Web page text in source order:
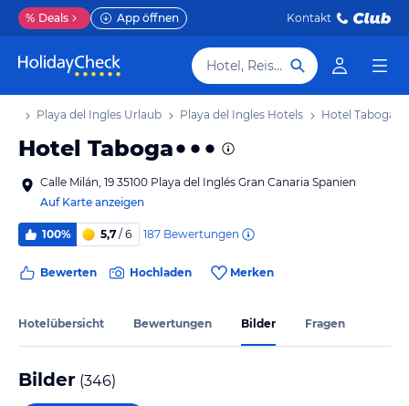
% Deals App öffnen Kontakt
Hotel, Reiseziel
Playa del Ingles Urlaub Playa del Ingles Hotels Hotel Taboga
Hotel Taboga
Calle Milán, 19 35100 Playa del Inglés Gran Canaria Spanien
Auf Karte anzeigen
100% 5,7 / 6 187 Bewertungen
Bewerten Hochladen Merken
Hotelübersicht Bewertungen Bilder Fragen
Bilder (346)